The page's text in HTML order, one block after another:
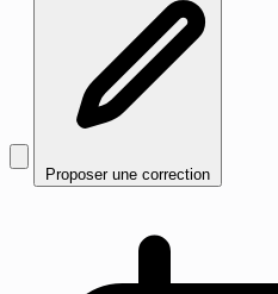
Proposer une correction